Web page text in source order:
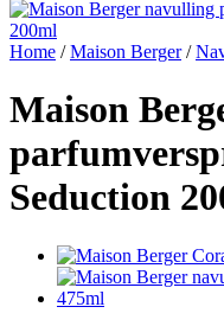
Home / Maison Berger /
Maison
Seduction